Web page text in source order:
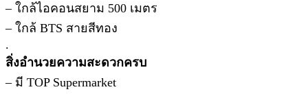
– ใกล้ไอคอนสยาม 500 เมตร
– ใกล้ BTS สายสีทอง
.
สิ่งอำนวยความสะดวกครบ
– มี TOP Supermarket